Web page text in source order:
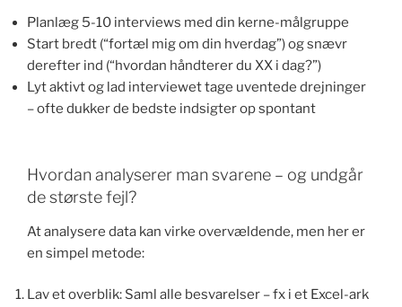
Planlæg 5-10 interviews med din kerne-målgruppe
Start bredt (“fortæl mig om din hverdag”) og snævr
derefter ind (“hvordan håndterer du XX i dag?”)
Lyt aktivt og lad interviewet tage uventede drejninger
– ofte dukker de bedste indsigter op spontant
Hvordan analyserer man svarene – og undgår
de største fejl?
At analysere data kan virke overvældende, men her er
en simpel metode:
Lav et overblik: Saml alle besvarelser – fx i et Excel-ark